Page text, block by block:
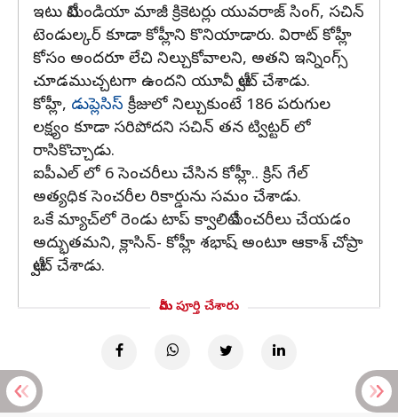
ఇటు టీమిండియా మాజీ క్రికెటర్లు యువరాజ్ సింగ్, సచిన్
టెండుల్కర్ కూడా కోహ్లీని కొనియాడారు. విరాట్ కోహ్లీ
కోసం అందరూ లేచి నిల్చుకోవాలని, అతని ఇన్నింగ్స్
చూడముచ్చటగా ఉందని యూవీ ట్వీట్ చేశాడు.
కోహ్లీ, డుప్లెసిస్ క్రీజులో నిల్చుకుంటే 186 పరుగుల
లక్ష్యం కూడా సరిపోదని సచిన్ తన ట్విట్టర్ లో
రాసికొచ్చాడు.
ఐపీఎల్ లో 6 సెంచరీలు చేసిన కోహ్లీ.. క్రిస్ గేల్
అత్యధిక సెంచరీల రికార్డును సమం చేశాడు.
ఒకే మ్యాచ్‌లో రెండు టాప్ క్వాలిటీ సెంచరీలు చేయడం
అద్భుతమని, క్లాసిన్- కోహ్లీ శభాష్ అంటూ ఆకాశ్ చోప్రా
ట్వీట్ చేశాడు.
మీరు పూర్తి చేశారు